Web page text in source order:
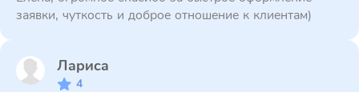
заявки, чуткость и доброе отношение к клиентам)
Лариса
4